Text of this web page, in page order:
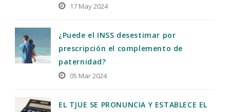
17 May 2024
¿Puede el INSS desestimar por
prescripción el complemento de
paternidad?
05 Mar 2024
EL TJUE SE PRONUNCIA Y ESTABLECE EL